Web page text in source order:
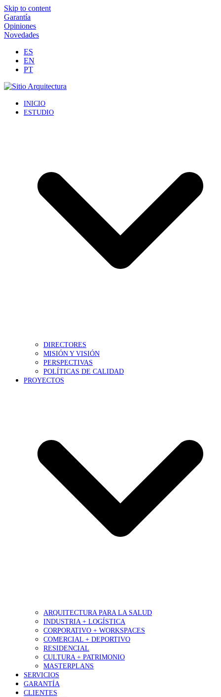
Skip to content
Garantía
Opiniones
Novedades
ES
EN
PT
INICIO
ESTUDIO
DIRECTORES
MISIÓN Y VISIÓN
PERSPECTIVAS
POLÍTICAS DE CALIDAD
PROYECTOS
ARQUITECTURA PARA LA SALUD
INDUSTRIA + LOGÍSTICA
CORPORATIVO + WORKSPACES
COMERCIAL + DEPORTIVO
RESIDENCIAL
CULTURA + PATRIMONIO
MASTERPLANS
SERVICIOS
GARANTÍA
CLIENTES